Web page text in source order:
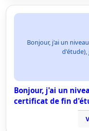
Bonjour, j'ai un
d'étude),
Bonjour, j'ai un
certificat de fin